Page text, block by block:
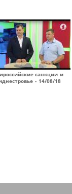
санкции и
- 14/08/18